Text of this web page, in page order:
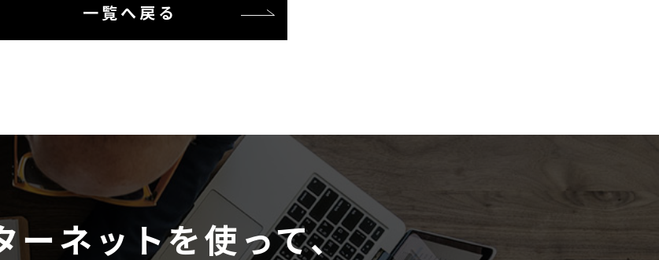
一覧へ戻る
ーネットを使って、